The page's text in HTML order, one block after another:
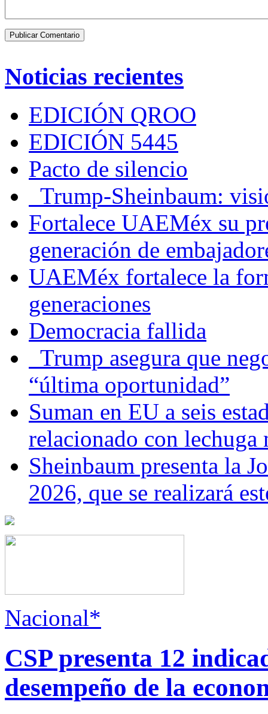
Noticias recientes
EDICIÓN QROO
EDICIÓN 5445
Pacto de silencio
Trump-Sheinbaum:
Fortalece UAEMéx su
generación de
UAEMéx fortalece la
generaciones
Democracia fallida
Trump asegura que
“última oportunidad”
Suman en EU a seis
relacionado con lechuga
Sheinbaum presenta la
2026, que se realizará
Nacional*
CSP presenta 12
desempeño de la